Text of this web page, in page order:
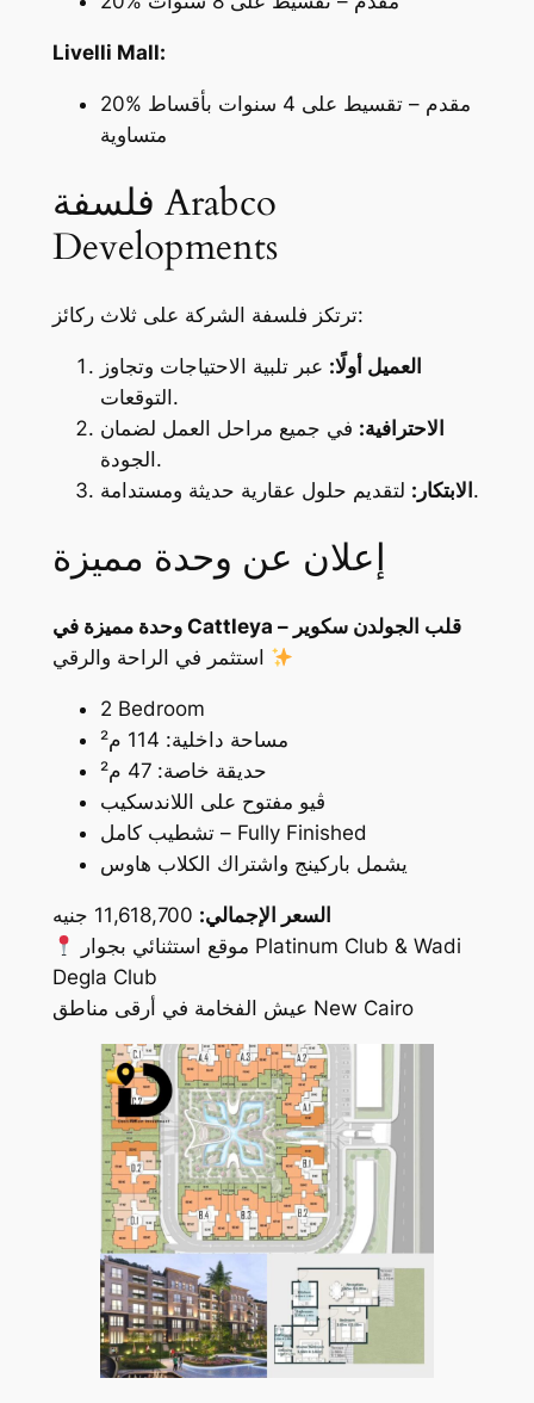
Livelli Mall:
20% مقدم – تقسيط على 4 سنوات بأقساط
متساوية
فلسفة Arabco
Developments
ترتكز فلسفة الشركة على ثلاث ركائز:
العميل أولًا: عبر تلبية الاحتياجات وتجاوز
التوقعات.
الاحترافية: في جميع مراحل العمل لضمان
الجودة.
الابتكار: لتقديم حلول عقارية حديثة ومستدامة.
إعلان عن وحدة مميزة
وحدة مميزة في Cattleya – قلب الجولدن سكوير
2 Bedroom
مساحة داخلية: 114 م²
حديقة خاصة: 47 م²
ڤيو مفتوح على اللاندسكيب
تشطيب كامل – Fully Finished
يشمل باركينج واشتراك الكلاب هاوس
السعر الإجمالي:
Degla Club
عيش الفخامة في أرقى مناطق New Cairo